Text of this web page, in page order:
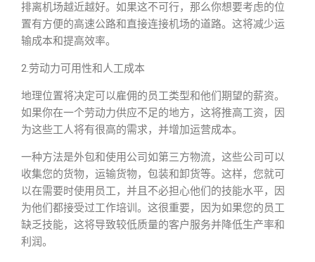
排离机场越近越好。如果这不可行，那么你想要考虑的位
置有方便的高速公路和直接连接机场的道路。这将减少运
输成本和提高效率。
2.劳动力可用性和人工成本
地理位置将决定可以雇佣的员工类型和他们期望的薪资。
如果你在一个劳动力供应不足的地方，这将推高工资，因
为这些工人将有很高的需求，并增加运营成本。
一种方法是外包和使用公司如第三方物流，这些公司可以
收集您的货物，运输货物，包装和卸货等。这样，您就可
以在需要时使用员工，并且不必担心他们的技能水平，因
为他们都接受过工作培训。这很重要，因为如果您的员工
缺乏技能，这将导致较低质量的客户服务并降低生产率和
利润。